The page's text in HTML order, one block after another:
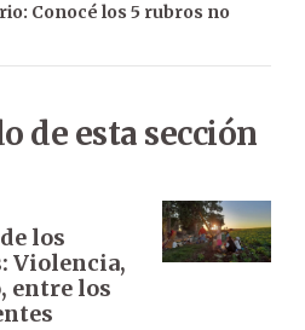
Conocé los 5 rubros no
de esta sección
los
Violencia,
entre los